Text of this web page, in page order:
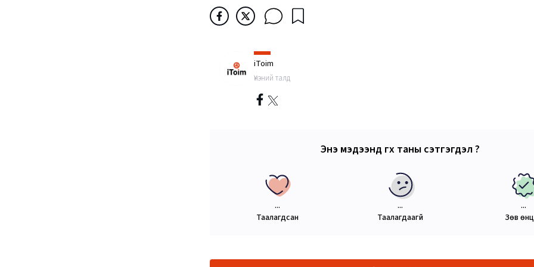
iToim
Үнэний талд
Энэ мэдээнд өгөх таны сэтгэгдэл ?
...
Таалагдсан
...
Таалагдаагүй
...
Зөв